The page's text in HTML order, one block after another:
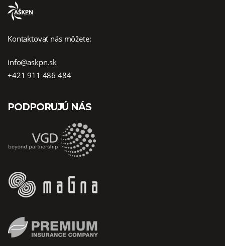
Kontaktovať nás môžete:
info@askpn.sk
+421 911 486 484
PODPORUJÚ NÁS